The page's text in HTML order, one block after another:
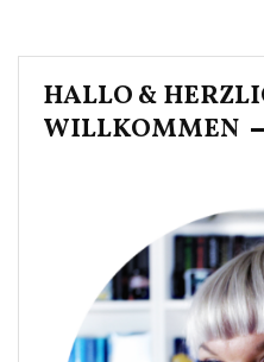
HALLO &
WILLKOMMEN